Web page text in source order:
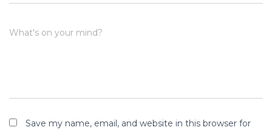
What's on your mind?
Save my name, email, and website in this browser for